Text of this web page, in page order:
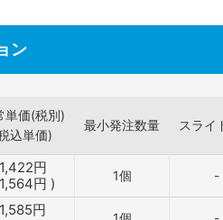
ン
単価(税別)
込単価)
最小発注数量 スライ
1,422円
1,564円 ) 1個 -
1,585円